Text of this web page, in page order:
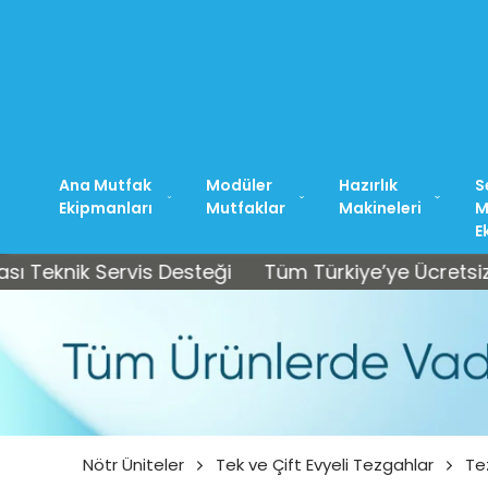
Ana Mutfak
Ekipmanları
Modüler
Mutfaklar
Hazırlık
Makineleri
Servis Desteği Tüm Türkiye’ye Ücretsiz
Nötr Üniteler Tek ve Çift Evyeli Tezgahlar